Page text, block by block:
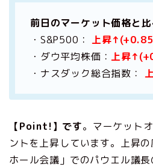
前日のマーケット価格と
・S&P500： 上昇
・ダウ平均株価： 上昇
・ナスダック総合指数：
【Point!】です。マーケット
ントを上昇しています。上昇
ホール会議」でのパウエル議